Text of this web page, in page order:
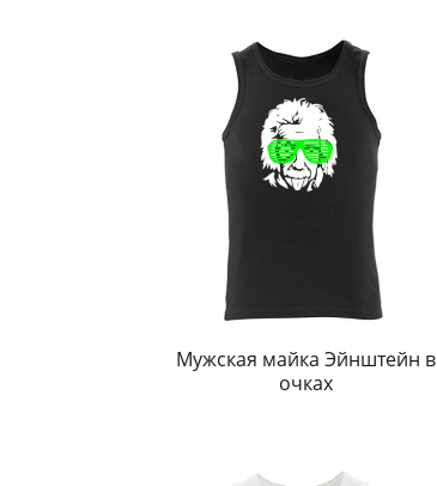
Мужская майка Эйнштейн в
очках